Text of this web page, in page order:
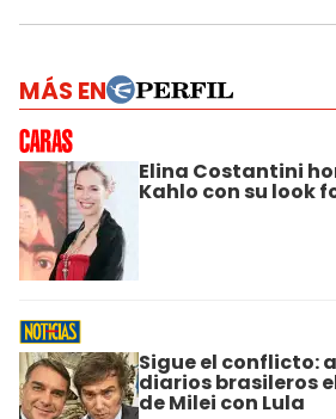
MÁS EN
Elina Costantini
Kahlo con su look
Sigue el conflicto:
diarios brasileros
de Milei con Lula